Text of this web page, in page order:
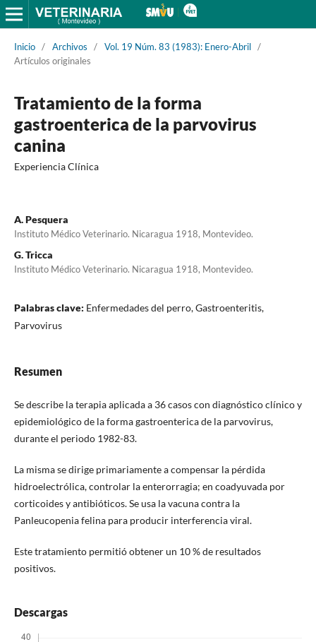
Inicio / Archivos / Vol. 19 Núm. 83 (1983): Enero-Abril /
Artículos originales
Tratamiento de la forma
gastroenterica de la parvovirus
canina
Experiencia Clínica
A. Pesquera
Instituto Médico Veterinario. Nicaragua 1918, Montevideo.
G. Tricca
Instituto Médico Veterinario. Nicaragua 1918, Montevideo.
Palabras clave: Enfermedades del perro, Gastroenteritis,
Parvovirus
Resumen
Se describe la terapia aplicada a 36 casos con diagnóstico clínico y
epidemiológico de la forma gastroenterica de la parvovirus,
durante el periodo 1982-83.
La misma se dirige primariamente a compensar la pérdida
hidroelectrólica, controlar la enterorragia; en coadyuvada por
corticoides y antibióticos. Se usa la vacuna contra la
Panleucopenia felina para producir interferencia viral.
Este tratamiento permitió obtener un 10 % de resultados
positivos.
Descargas